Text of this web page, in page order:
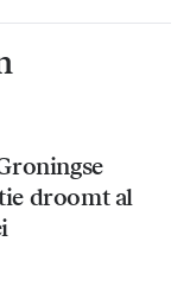
droomt al